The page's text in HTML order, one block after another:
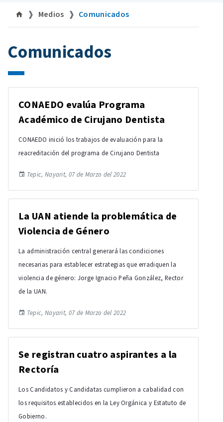
Medios Comunicados
Comunicados
CONAEDO evalúa Programa
Académico de Cirujano Dentista
CONAEDO inició los trabajos de evaluación para la
reacreditación del programa de Cirujano Dentista
Tepic, Nayarit, 07 de Marzo del 2022
La UAN atiende la problemática de
Violencia de Género
La administración central generará las condiciones
necesarias para establecer estrategias que erradiquen la
violencia de género: Jorge Ignacio Peña González, Rector
de la UAN.
Tepic, Nayarit, 07 de Marzo del 2022
Se registran cuatro aspirantes a la
Rectoría
Los Candidatos y Candidatas cumplieron a cabalidad con
los requisitos establecidos en la Ley Orgánica y Estatuto de
Gobierno.